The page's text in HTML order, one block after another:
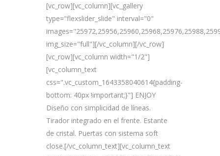
[vc_row][vc_column][vc_gallery
type="flexslider_slide" interval="0"
img_size="full"][/vc_column][/vc_row]
[vc_row][vc_column width="1/2"]
[vc_column_text
css=".vc_custom_1643358040614{padding-
bottom: 40px !important;}"] ENJOY
Diseño con simplicidad de líneas.
Tirador integrado en el frente. Estante
de cristal. Puertas con sistema soft
close.[/vc_column_text][vc_column_text